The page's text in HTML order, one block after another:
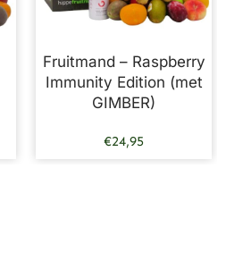
Fruitmand – Raspberry
Immunity Edition (met
GIMBER)
€24,95